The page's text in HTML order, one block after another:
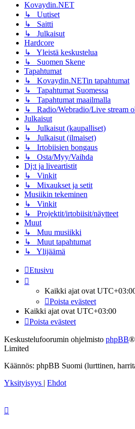
Kovaydin.NET
↳ Uutiset
↳ Saitti
↳ Julkaisut
Hardcore
↳ Yleistä keskustelua
↳ Suomen Skene
Tapahtumat
↳ Kovaydin.NETin tapahtumat
↳ Tapahtumat Suomessa
↳ Tapahtumat maailmalla
↳ Radio/Webradio/Live stream
Julkaisut
↳ Julkaisut (kaupalliset)
↳ Julkaisut (ilmaiset)
↳ Irtobiisien bongaus
↳ Osta/Myy/Vaihda
Dj:t ja liveartistit
↳ Vinkit
↳ Mixaukset ja setit
Musiikin tekeminen
↳ Vinkit
↳ Projektit/irtobiisit/näytteet
Muut
↳ Muu musiikki
↳ Muut tapahtumat
↳ Ylijäämä
Etusivu
Kaikki ajat ovat
Poista evästeet
Kaikki ajat ovat UTC+03:00
Poista evästeet
Keskustelufoorumin ohjelmisto phpBB®
Limited
Käännös: phpBB Suomi (lurttinen,
Yksityisyys | Ehdot